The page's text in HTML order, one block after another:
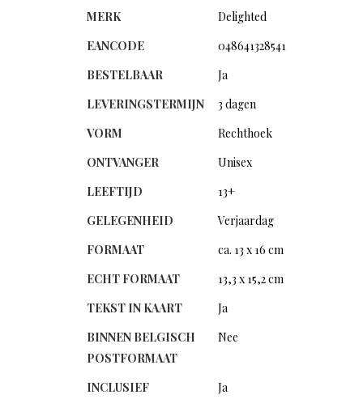
MERK
Delighted
EANCODE
048641328541
BESTELBAAR
Ja
LEVERINGSTERMIJN
3 dagen
VORM
Rechthoek
ONTVANGER
Unisex
LEEFTIJD
13+
GELEGENHEID
Verjaardag
FORMAAT
ca. 13 x 16 cm
ECHT FORMAAT
13,3 x 15,2 cm
TEKST IN KAART
Ja
BINNEN BELGISCH
POSTFORMAAT
Nee
INCLUSIEF
Ja